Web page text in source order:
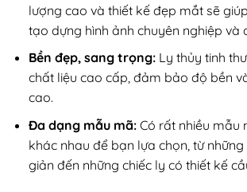
lượng cao và thiết kế đẹp mắt sẽ
tạo dựng hình ảnh chuyên nghiệp và
Bền đẹp, sang trọng:Ly thủy tinh
chất liệu cao cấp, đảm bảo độ bền
cao.
Đa dạng mẫu mã:Có rất nhiều mẫu
khác nhau để bạn lựa chọn, từ
giản đến những chiếc ly có thiết kế